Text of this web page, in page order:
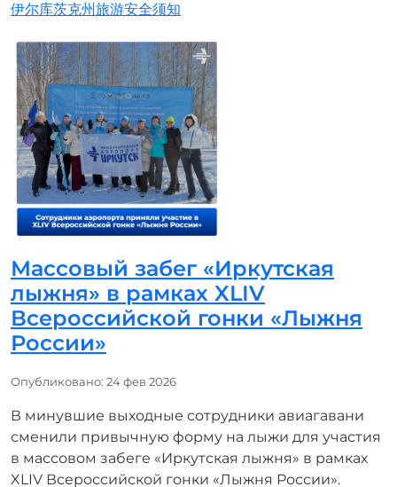
伊尔库茨克州旅游安全须知
Массовый забег «Иркутская
лыжня» в рамках XLIV
Всероссийской гонки «Лыжня
России»
Информация о материале
Опубликовано: 24 фев 2026
В минувшие выходные сотрудники авиагавани
сменили привычную форму на лыжи для участия
в массовом забеге «Иркутская лыжня» в рамках
XLIV Всероссийской гонки «Лыжня России».